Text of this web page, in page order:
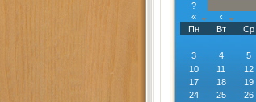
?
«
‹
Пн
Вт Ср
3
4 5
10
11 12
17
18 19
24
25 26